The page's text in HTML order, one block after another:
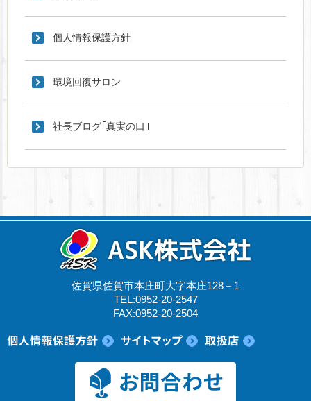
個人情報保護方針
環境回復サロン
社長ブログ｢真実の口｣
佐賀県佐賀市本庄町大字本庄128－1
TEL:0952-20-2547
FAX:0952-20-2504